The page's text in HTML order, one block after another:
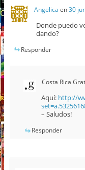
Angelica en30
Donde puedo
dando?
Responder
Costa Rica
Aquí: http://
– Saludos!
Responder